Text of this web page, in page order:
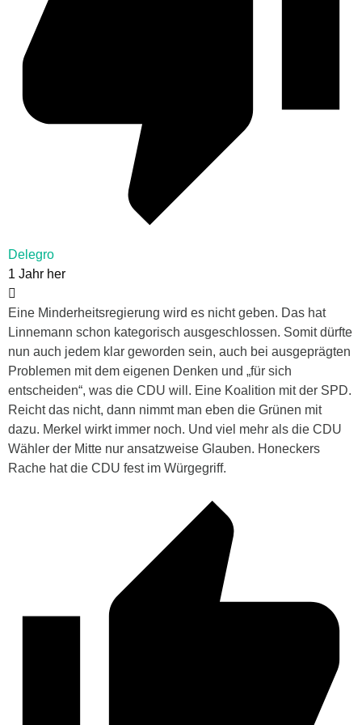
Delegro
1 Jahr her
Eine Minderheitsregierung wird es nicht geben. Das hat
Linnemann schon kategorisch ausgeschlossen. Somit dürfte
nun auch jedem klar geworden sein, auch bei ausgeprägten
Problemen mit dem eigenen Denken und „für sich
entscheiden“, was die CDU will. Eine Koalition mit der SPD.
Reicht das nicht, dann nimmt man eben die Grünen mit
dazu. Merkel wirkt immer noch. Und viel mehr als die CDU
Wähler der Mitte nur ansatzweise Glauben. Honeckers
Rache hat die CDU fest im Würgegriff.